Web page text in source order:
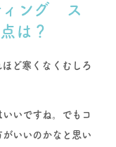
ィング ス
は？
ど寒くなくむしろ
いですね。でもコ
いいのかなと思い